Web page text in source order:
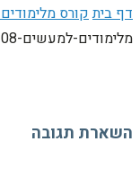
דף ביתקורס
מלימודים-למעשים-08_optimized
השארת תגובה